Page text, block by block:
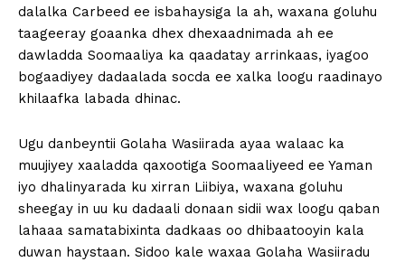
dalalka Carbeed ee isbahaysiga la ah, waxana goluhu
taageeray goaanka dhex dhexaadnimada ah ee
dawladda Soomaaliya ka qaadatay arrinkaas, iyagoo
bogaadiyey dadaalada socda ee xalka loogu raadinayo
khilaafka labada dhinac.
Ugu danbeyntii Golaha Wasiirada ayaa walaac ka
muujiyey xaaladda qaxootiga Soomaaliyeed ee Yaman
iyo dhalinyarada ku xirran Liibiya, waxana goluhu
sheegay in uu ku dadaali donaan sidii wax loogu qaban
lahaaa samatabixinta dadkaas oo dhibaatooyin kala
duwan haystaan. Sidoo kale waxaa Golaha Wasiiradu